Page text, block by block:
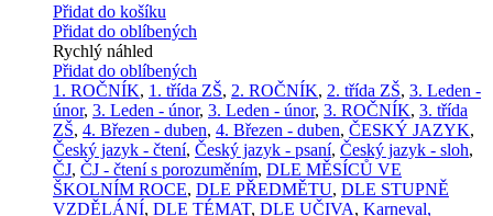
Přidat do košíku
Přidat do oblíbených
Rychlý náhled
Přidat do oblíbených
1. ROČNÍK, 1. třída ZŠ, 2. ROČNÍK, 2. třída ZŠ, 3. Leden -
únor, 3. Leden - únor, 3. Leden - únor, 3. ROČNÍK, 3. třída
ZŠ, 4. Březen - duben, 4. Březen - duben, ČESKÝ JAZYK,
Český jazyk - čtení, Český jazyk - psaní, Český jazyk - sloh,
ČJ, ČJ - čtení s porozuměním, DLE MĚSÍCŮ VE
ŠKOLNÍM ROCE, DLE PŘEDMĚTU, DLE STUPNĚ
VZDĚLÁNÍ, DLE TÉMAT, DLE UČIVA, Karneval,